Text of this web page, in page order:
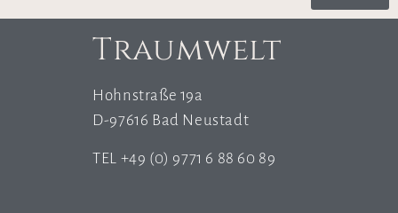
Traumwelt
Hohnstraße 19a
D-97616 Bad Neustadt
TEL +49 (0) 9771 6 88 60 89